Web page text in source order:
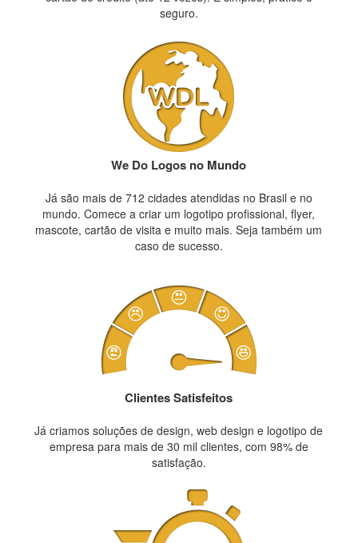
seguro.
We Do Logos no Mundo
Já são mais de 712 cidades atendidas no Brasil e no
mundo. Comece a criar um logotipo profissional, flyer,
mascote, cartão de visita e muito mais. Seja também um
caso de sucesso.
Clientes Satisfeitos
Já criamos soluções de design, web design e logotipo de
empresa para mais de 30 mil clientes, com 98% de
satisfação.